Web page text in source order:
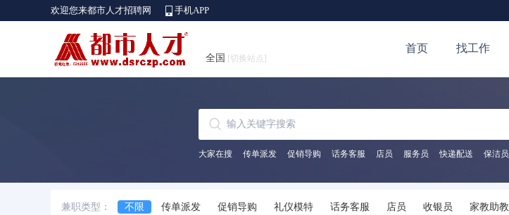
欢迎您来都市人才招聘网 手机APP
全国 [切换站点]
首页 找工作
大家在搜 传单派发 促销导购 话务客服 店员 服务员 快递配送 保洁员
兼职类型： 不限 传单派发 促销导购 礼仪模特 话务客服 店员 收银员 家教助教